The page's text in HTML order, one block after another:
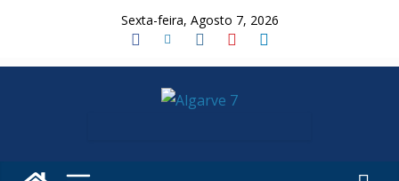
Sexta-feira, Agosto 7, 2026